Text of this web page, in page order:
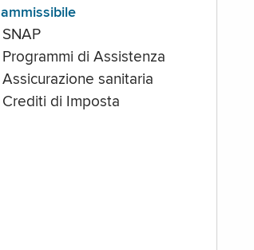
ammissibile
SNAP
Programmi di Assistenza
Assicurazione sanitaria
Crediti di Imposta